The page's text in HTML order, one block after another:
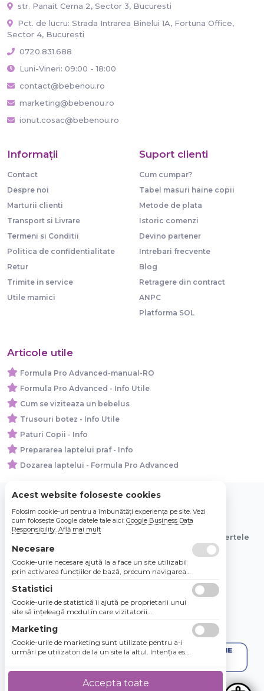
str. Panait Cerna 2, Sector 3, Bucuresti
Pct. de lucru: Strada Intrarea Binelui 1A, Fortuna Office,
Sector 4, București
0720.831.688
Luni-Vineri: 09:00 - 18:00
contact@bebenou.ro
marketing@bebenou.ro
ionut.cosac@bebenou.ro
Informaţii
Contact
Despre noi
Marturii clienti
Transport si Livrare
Termeni si Conditii
Politica de confidentialitate
Retur
Trimite in service
Utile mamici
Suport clienti
Cum cumpar?
Tabel masuri haine copii
Metode de plata
Istoric comenzi
Devino partener
Intrebari frecvente
Blog
Retragere din contract
ANPC
Platforma SOL
Articole utile
Formula Pro Advanced-manual-RO
Formula Pro Advanced - Info Utile
Cum se viziteaza un bebelus
Trusouri botez - Info Utile
Paturi Copii - Info
Prepararea laptelui praf - Info
Dozarea laptelui - Formula Pro Advanced
© 2026 Bebe Nou Online Store SRL
Toate preturile sunt exprimate in lei si includ tva. Ofertele
sunt valabile in limita stocului disponibil.
Acest website foloseste cookies
Folosim cookie-uri pentru a îmbunătăți experiența pe site. Vezi
cum folosește Google datele tale aici: Google Business Data
Responsibility. Află mai mult
Necesare
Cookie-urile necesare ajută la a face un site utilizabil
prin activarea funcţiilor de bază, precum navigarea
Site-ul nu poate funcţiona corespunzător fără aceste
cookie-uri.
Statistici
Cookie-urile de statistică îi ajută pe proprietarii unui
site să înţeleagă modul în care vizitatorii
raportarea informaţiilor în mod anonim.
Marketing
Cookie-urile de marketing sunt utilizate pentru a-i
urmări pe utilizatori de la un site la altul. Intenţia este
utilizatorii individuali, aşadar ele sunt mai valoroase
pentru agenţiile de puiblicitate şi părţile terţe care se
Accepta toate